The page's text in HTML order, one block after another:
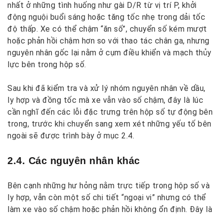
nhất ở những tình huống như gài D/R từ vị trí P, khởi
động nguội buổi sáng hoặc tăng tốc nhẹ trong dải tốc
độ thấp. Xe có thể chậm “ăn số”, chuyển số kém mượt
hoặc phản hồi chậm hơn so với thao tác chân ga, nhưng
nguyên nhân gốc lại nằm ở cụm điều khiển và mạch thủy
lực bên trong hộp số.
Sau khi đã kiểm tra và xử lý nhóm nguyên nhân về dầu,
ly hợp và đồng tốc mà xe vẫn vào số chậm, đây là lúc
cần nghĩ đến các lỗi đặc trưng trên hộp số tự động bên
trong, trước khi chuyển sang xem xét những yếu tố bên
ngoài sẽ được trình bày ở mục 2.4.
2.4. Các nguyên nhân khác
Bên cạnh những hư hỏng nằm trực tiếp trong hộp số và
ly hợp, vẫn còn một số chi tiết “ngoại vi” nhưng có thể
làm xe vào số chậm hoặc phản hồi không ổn định. Đây là